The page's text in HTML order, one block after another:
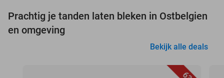
Prachtig je tanden laten bleken in Ostbelgien
en omgeving
Bekijk alle deals